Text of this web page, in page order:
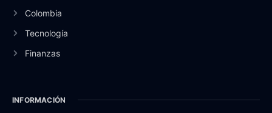
Colombia
Tecnología
Finanzas
INFORMACIÓN